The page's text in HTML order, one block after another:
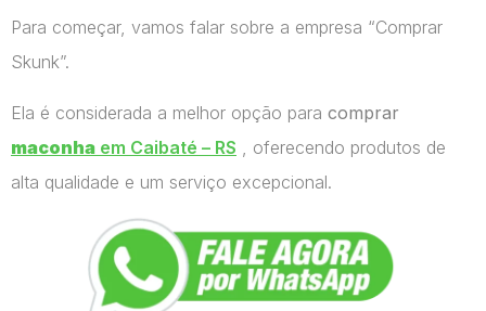
Para começar, vamos falar sobre a empresa “Comprar
Skunk”.
Ela é considerada a melhor opção para comprar
maconha em Caibaté – RS , oferecendo produtos de
alta qualidade e um serviço excepcional.